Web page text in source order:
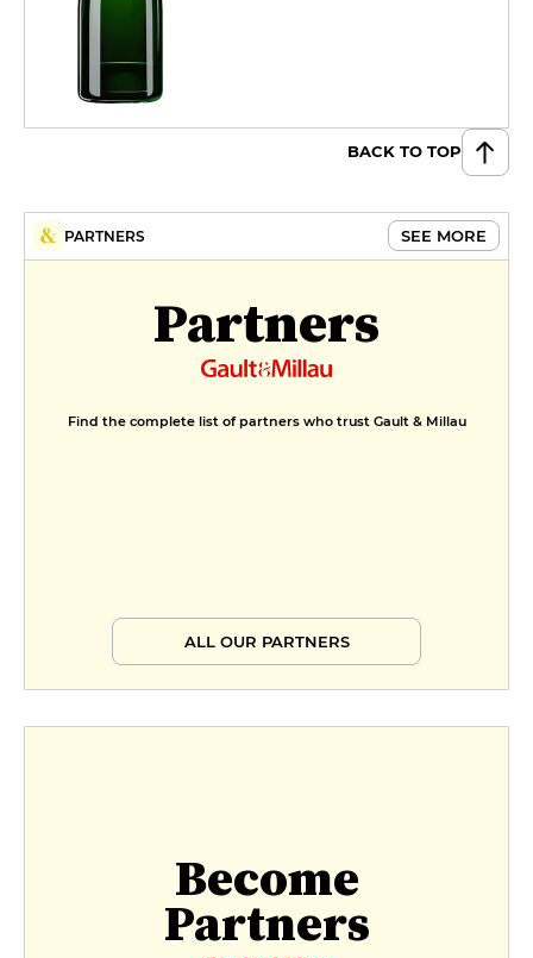
BACK TO TOP
PARTNERS SEE MORE
Partners
Find the complete list of partners who trust Gault & Millau
ALL OUR PARTNERS
Become
Partners